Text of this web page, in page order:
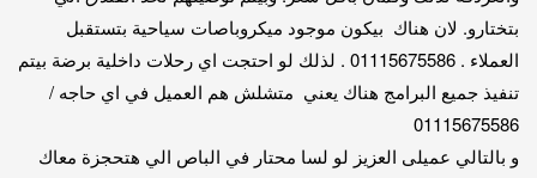
بتختارو. لان هناك بيكون موجود ميكروباصات سياحية بتستقبل
العملاء . 01115675586 . لذلك لو احتجت اي رحلات داخلية برضة بيتم
تنفيذ جميع البرامج هناك يعني متشلش هم العميل في اي حاجه /
01115675586
و بالتالي عميلى العزيز لو لسا محتار في الباص الي هتحجزة معاك